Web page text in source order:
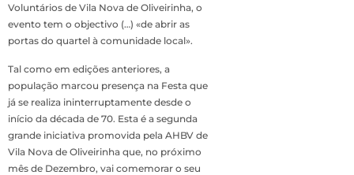
Voluntários de Vila Nova de Oliveirinha, o
evento tem o objectivo (…) «de abrir as
portas do quartel à comunidade local».
Tal como em edições anteriores, a
população marcou presença na Festa que
já se realiza ininterruptamente desde o
início da década de 70. Esta é a segunda
grande iniciativa promovida pela AHBV de
Vila Nova de Oliveirinha que, no próximo
mês de Dezembro, vai comemorar o seu